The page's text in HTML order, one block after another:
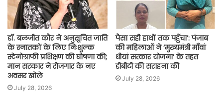
डॉ. बलजीत कौर ने अनुसूचित जाति
के स्नातकों के लिए निःशुल्क
स्टेनोग्राफी प्रशिक्षण की घोषणा की;
मान सरकार ने रोजगार के नए
अवसर खोले
July 28, 2026
पैसा सही हाथों तक पहुँचा’: पंजाब
की महिलाओं ने ‘मुख्यमंत्री माँवां
धीयां सत्कार योजना’ के तहत
डीबीटी की सराहना की
July 28, 2026